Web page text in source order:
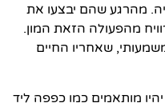
מהרגע שהם יבצעו את
מהפעולה הזאת המון.
שאחריו החיים
מותאמים כמו כפפה ליד